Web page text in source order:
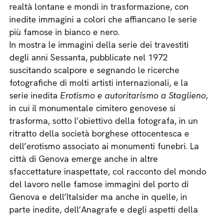
realtà lontane e mondi in trasformazione, con
inedite immagini a colori che affiancano le serie
più famose in bianco e nero.
In mostra le immagini della serie dei travestiti
degli anni Sessanta, pubblicate nel 1972
suscitando scalpore e segnando le ricerche
fotografiche di molti artisti internazionali, e la
serie ineditaErotismo e autoritarismo a Staglieno,
in cui il monumentale cimitero genovese si
trasforma, sotto l’obiettivo della fotografa, in un
ritratto della società borghese ottocentesca e
dell’erotismo associato ai monumenti funebri. La
città di Genova emerge anche in altre
sfaccettature inaspettate, col racconto del mondo
del lavoro nelle famose immagini del porto di
Genova e dell’Italsider ma anche in quelle, in
parte inedite, dell’Anagrafe e degli aspetti della